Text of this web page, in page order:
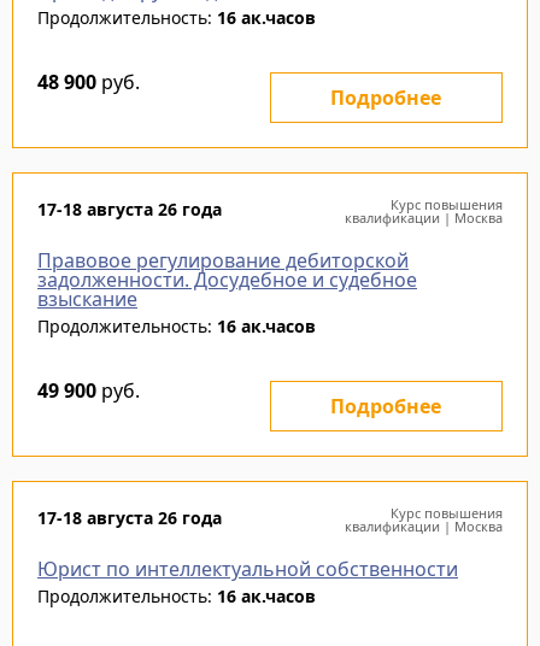
Продолжительность: 16 ак.часов
48 900 руб.
Подробнее
17-18 августа 26 года Курс повышения
квалификации | Москва
Правовое регулирование дебиторской
задолженности. Досудебное и судебное
взыскание
Продолжительность: 16 ак.часов
49 900 руб.
Подробнее
17-18 августа 26 года Курс повышения
квалификации | Москва
Юрист по интеллектуальной собственности
Продолжительность: 16 ак.часов